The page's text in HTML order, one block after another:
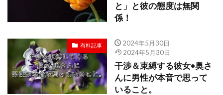
と」と彼の態度は無関
係！
有料記事
2024年5月30日
2024年5月30日
干渉＆束縛する彼女•奥さ
んに男性が本音で思って
いること。